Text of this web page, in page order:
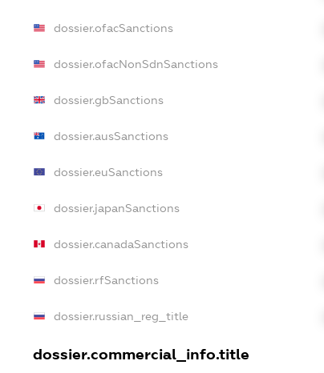
dossier.ofacSanctions
dossier.ofacNonSdnSanctions
dossier.gbSanctions
dossier.ausSanctions
dossier.euSanctions
dossier.japanSanctions
dossier.canadaSanctions
dossier.rfSanctions
dossier.russian_reg_title
dossier.commercial_info.title